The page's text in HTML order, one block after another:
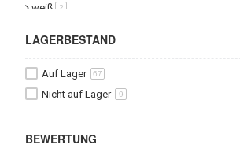
weiß 2Artikel
LAGERBESTAND
Auf Lager 67
Nicht auf Lager 9
BEWERTUNG